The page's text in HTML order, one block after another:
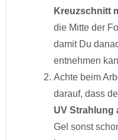
Kreuzschnitt
die Mitte der
damit Du
entnehmen
Achte beim
darauf, dass
UV Strahlung
Gel sonst